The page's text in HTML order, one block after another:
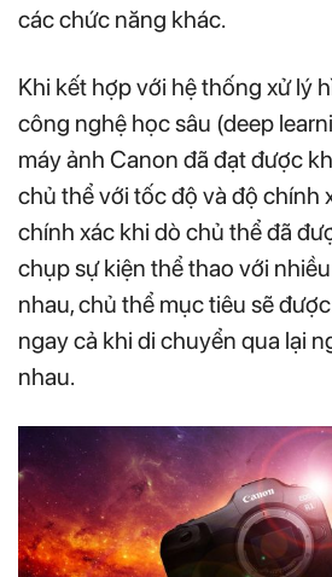
các chức năng khác.
Khi kết hợp với hệ thống xử lý
công nghệ học sâu (deep
máy ảnh Canon đã đạt được
chủ thể với tốc độ và độ chính
chính xác khi dò chủ thể đã
chụp sự kiện thể thao với
nhau, chủ thể mục tiêu sẽ
ngay cả khi di chuyển qua lại
nhau.